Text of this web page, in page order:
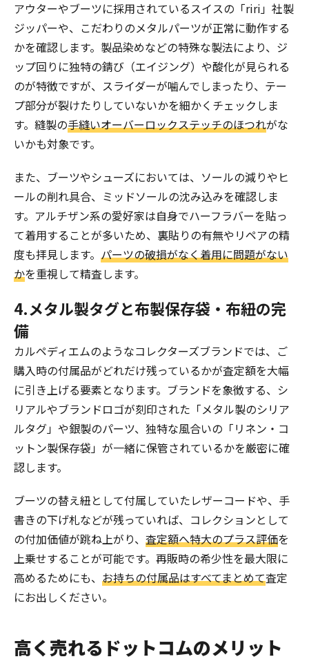
アウターやブーツに採用されているスイスの「riri」社製
ジッパーや、こだわりのメタルパーツが正常に動作する
かを確認します。製品染めなどの特殊な製法により、ジ
ップ回りに独特の錆び（エイジング）や酸化が見られる
のが特徴ですが、スライダーが噛んでしまったり、テー
プ部分が裂けたりしていないかを細かくチェックしま
す。縫製の手縫いオーバーロックステッチのほつれがな
いかも対象です。
また、ブーツやシューズにおいては、ソールの減りやヒ
ールの削れ具合、ミッドソールの沈み込みを確認しま
す。アルチザン系の愛好家は自身でハーフラバーを貼っ
て着用することが多いため、裏貼りの有無やリペアの精
度も拝見します。 パーツの破損がなく着用に問題がない
かを重視して精査します。
4.メタル製タグと布製保存袋・布紐の完
備
カルペディエムのようなコレクターズブランドでは、ご
購入時の付属品がどれだけ残っているかが査定額を大幅
に引き上げる要素となります。ブランドを象徴する、シ
リアルやブランドロゴが刻印された「メタル製のシリア
ルタグ」や銀製のパーツ、独特な風合いの「リネン・コ
ットン製保存袋」が一緒に保管されているかを厳密に確
認します。
ブーツの替え紐として付属していたレザーコードや、手
書きの下げ札などが残っていれば、コレクションとして
の付加価値が跳ね上がり、 査定額へ特大のプラス評価を
上乗せすることが可能です。再販時の希少性を最大限に
高めるためにも、 お持ちの付属品はすべてまとめて査定
にお出しください。
高く売れるドットコムのメリット